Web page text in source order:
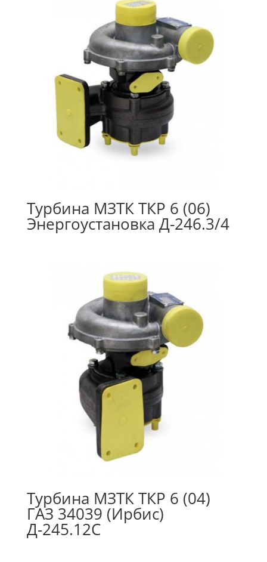
Турбина МЗТК ТКР 6 (06)
Энергоустановка Д-246.3/4
Турбина МЗТК ТКР 6 (04)
ГАЗ 34039 (Ирбис)
Д-245.12С